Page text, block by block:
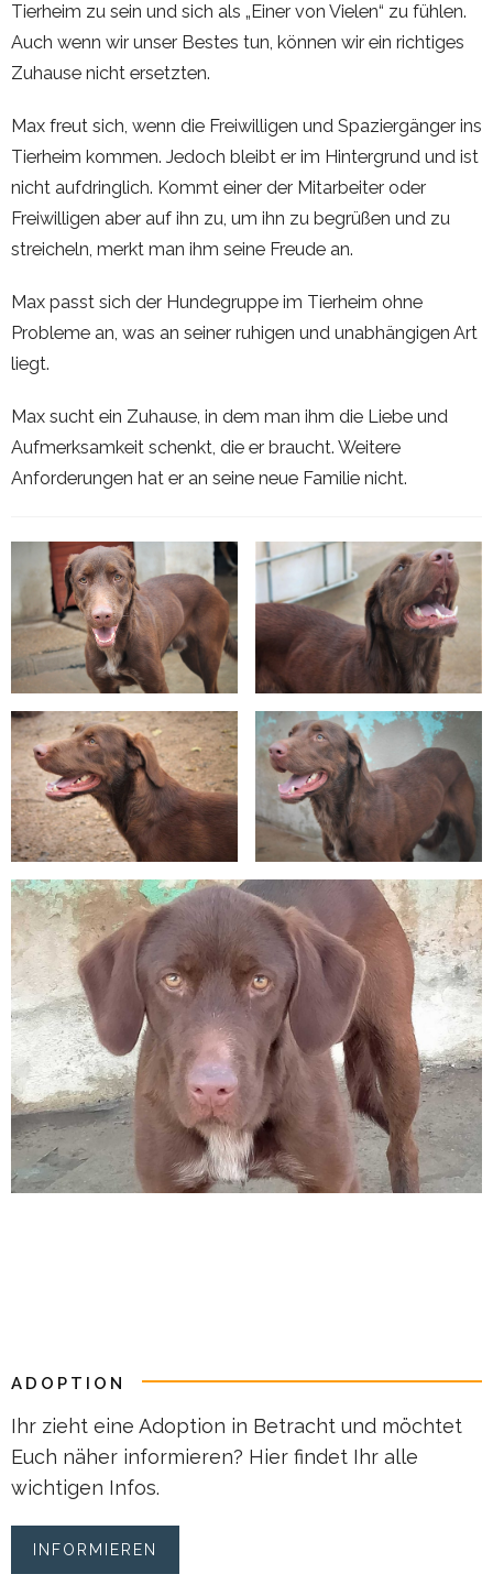
Tierheim zu sein und sich als „Einer von Vielen“ zu fühlen.
Auch wenn wir unser Bestes tun, können wir ein richtiges
Zuhause nicht ersetzten.
Max freut sich, wenn die Freiwilligen und Spaziergänger ins
Tierheim kommen. Jedoch bleibt er im Hintergrund und ist
nicht aufdringlich. Kommt einer der Mitarbeiter oder
Freiwilligen aber auf ihn zu, um ihn zu begrüßen und zu
streicheln, merkt man ihm seine Freude an.
Max passt sich der Hundegruppe im Tierheim ohne
Probleme an, was an seiner ruhigen und unabhängigen Art
liegt.
Max sucht ein Zuhause, in dem man ihm die Liebe und
Aufmerksamkeit schenkt, die er braucht. Weitere
Anforderungen hat er an seine neue Familie nicht.
ADOPTION
Ihr zieht eine Adoption in Betracht und möchtet
Euch näher informieren? Hier findet Ihr alle
wichtigen Infos.
INFORMIEREN